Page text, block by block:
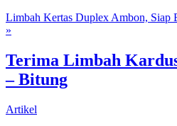
Limbah Kertas Duplex Ambon, Siap
»
Terima Limbah
– Bitung
Artikel